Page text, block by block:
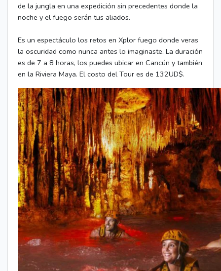
de la jungla en una expedición sin precedentes donde la
noche y el fuego serán tus aliados.
Es un espectáculo los retos en Xplor fuego donde veras
la oscuridad como nunca antes lo imaginaste. La duración
es de 7 a 8 horas, los puedes ubicar en Cancún y también
en la Riviera Maya. El costo del Tour es de 132UD$.